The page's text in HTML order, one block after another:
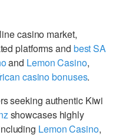
casino market,
platforms and best SA
and Lemon Casino,
casino bonuses.
seeking authentic Kiwi
showcases highly
Lemon Casino,